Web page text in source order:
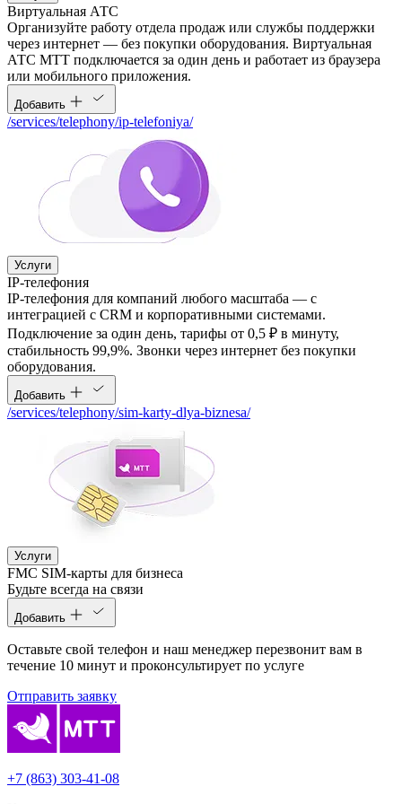
Виртуальная АТС
Организуйте работу отдела продаж или службы поддержки
через интернет — без покупки оборудования. Виртуальная
АТС МТТ подключается за один день и работает из браузера
или мобильного приложения.
Добавить
/services/telephony/ip-telefoniya/
Услуги
IP-телефония
IP-телефония для компаний любого масштаба — с
интеграцией с CRM и корпоративными системами.
Подключение за один день, тарифы от 0,5 ₽ в минуту,
стабильность 99,9%. Звонки через интернет без покупки
оборудования.
Добавить
/services/telephony/sim-karty-dlya-biznesa/
Услуги
FMC SIM-карты для бизнеса
Будьте всегда на связи
Добавить
Оставьте свой телефон и наш менеджер перезвонит вам в
течение 10 минут и проконсультирует по услуге
Отправить заявку
+7 (863) 303-41-08